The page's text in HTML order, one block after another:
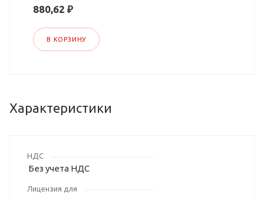
880,62 ₽
В КОРЗИНУ
Характеристики
НДС
Без учета НДС
Лицензия для